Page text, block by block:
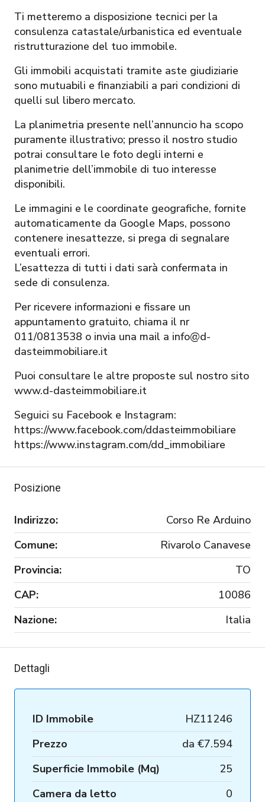
Ti metteremo a disposizione tecnici per la
consulenza catastale/urbanistica ed eventuale
ristrutturazione del tuo immobile.
Gli immobili acquistati tramite aste giudiziarie
sono mutuabili e finanziabili a pari condizioni di
quelli sul libero mercato.
La planimetria presente nell’annuncio ha scopo
puramente illustrativo; presso il nostro studio
potrai consultare le foto degli interni e
planimetrie dell’immobile di tuo interesse
disponibili.
Le immagini e le coordinate geografiche, fornite
automaticamente da Google Maps, possono
contenere inesattezze, si prega di segnalare
eventuali errori.
L’esattezza di tutti i dati sarà confermata in
sede di consulenza.
Per ricevere informazioni e fissare un
appuntamento gratuito, chiama il nr
011/0813538 o invia una mail a info@d-
dasteimmobiliare.it
Puoi consultare le altre proposte sul nostro sito
www.d-dasteimmobiliare.it
Seguici su Facebook e Instagram:
https://www.facebook.com/ddasteimmobiliare
https://www.instagram.com/dd_immobiliare
Posizione
Indirizzo:
Corso Re Arduino
Comune:
Rivarolo Canavese
Provincia:
TO
CAP:
10086
Nazione:
Italia
Dettagli
ID Immobile
HZ11246
Prezzo
da €7.594
Superficie Immobile (Mq)
25
Camera da letto
0